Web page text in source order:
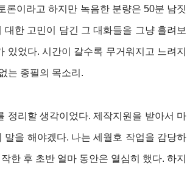
론이라고 하지만 녹음한 분량은 50분 남짓
한 고민이 담긴 그 대화들을 그냥 흘려보
었다. 시간이 갈수록 무거워지고 느려지
는 종필의 목소리.
정리할 생각이었다. 제작지원을 받아서 마
을 해야겠다. 나는 세월호 작업을 감당하
한 후 초반 얼마 동안은 열심히 했다. 하지